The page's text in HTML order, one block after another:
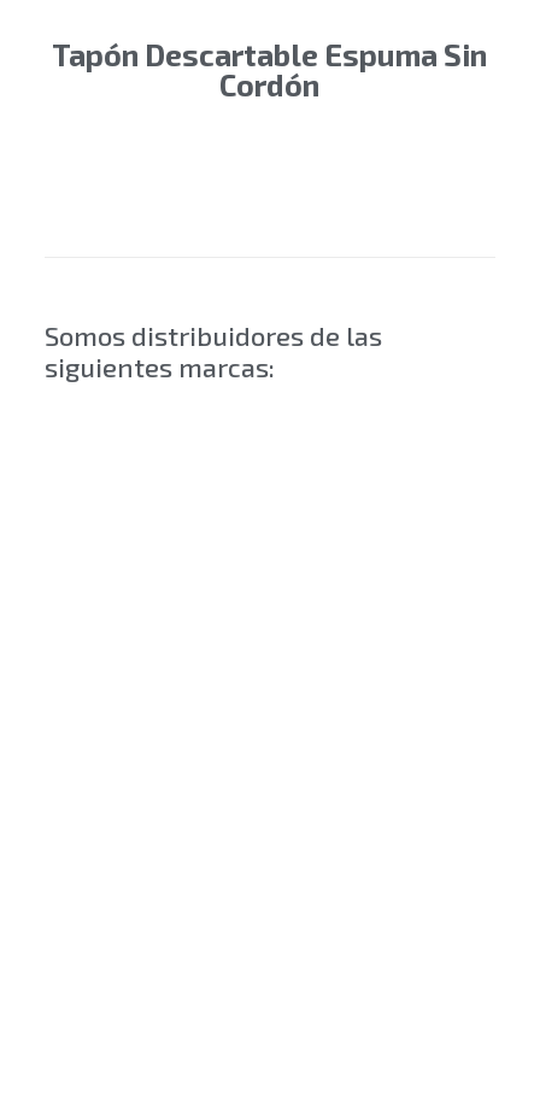
Tapón Descartable Espuma Sin
Cordón
Somos distribuidores de las
siguientes marcas: